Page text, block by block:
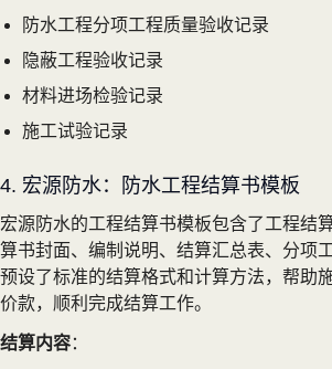
防水工程分项工程质量验收记录
隐蔽工程验收记录
材料进场检验记录
施工试验记录
4. 宏源防水：防水工程结算书模板
宏源防水的工程结算书模板包含了工程结
算书封面、编制说明、结算汇总表、分项
预设了标准的结算格式和计算方法，帮助
价款，顺利完成结算工作。
结算内容：